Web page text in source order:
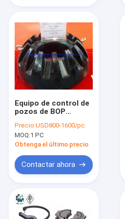
Productos
Equipo de control de
pozos de BOP
Elemento de
embalaje BOP anular
Precio:USD800-1600/pc
MOQ:1 PC
Obtenga el último precio
Contactar ahora